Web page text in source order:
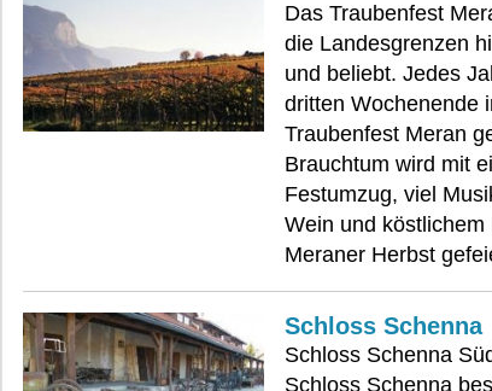
Das Traubenfest
die Landesgrenzen
und beliebt. Jedes
dritten Wochenende
Traubenfest Meran
Brauchtum wird mit
Festumzug, viel
Wein und köstlichem
Meraner Herbst
Schloss Schenna
Schloss Schenna
Schloss Schenna